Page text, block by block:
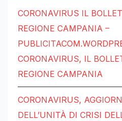
CORONAVIRUS IL
REGIONE CAMPANIA –
CORONAVIRUS, IL
REGIONE CAMPANIA
CORONAVIRUS,
DELL’UNITÀ DI CRISI